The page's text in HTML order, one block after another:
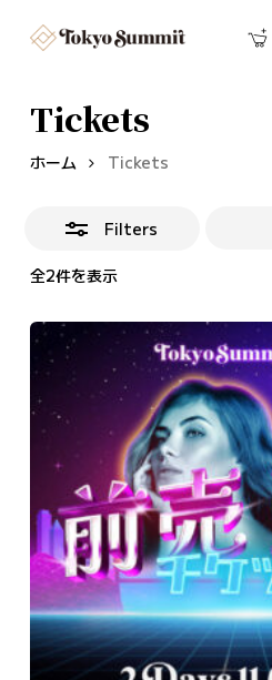
content
Cart
Tickets
ホーム Tickets
Filters
全2件を表示